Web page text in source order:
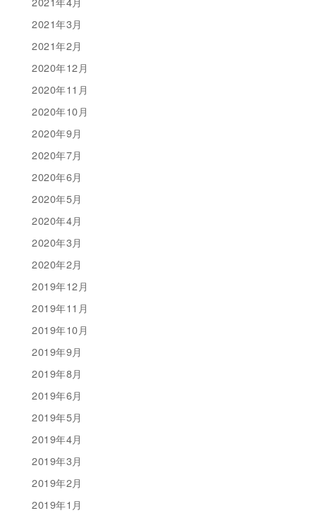
2021年3月
2021年2月
2020年12月
2020年11月
2020年10月
2020年9月
2020年7月
2020年6月
2020年5月
2020年4月
2020年3月
2020年2月
2019年12月
2019年11月
2019年10月
2019年9月
2019年8月
2019年6月
2019年5月
2019年4月
2019年3月
2019年2月
2019年1月